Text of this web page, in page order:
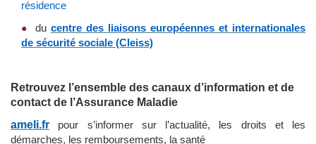
résidence
du centre des liaisons européennes et internationales
de sécurité sociale (Cleiss)
Retrouvez l’ensemble des canaux d’information et de
contact de l’Assurance Maladie
ameli.fr
pour s’informer sur l’actualité, les droits et les
démarches, les remboursements, la santé